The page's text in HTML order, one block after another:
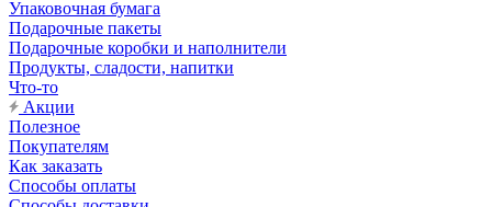
Упаковочная бумага
Подарочные пакеты
Подарочные коробки и наполнители
Продукты, сладости, напитки
Что-то
Акции
Полезное
Покупателям
Как заказать
Способы оплаты